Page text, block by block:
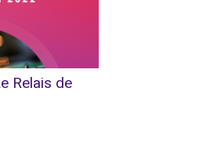
Relais de